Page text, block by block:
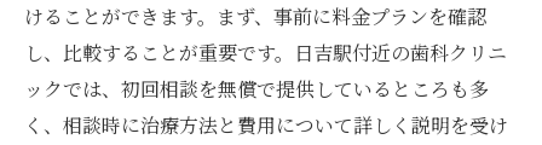
けることができます。まず、事前に料金プランを確認
し、比較することが重要です。日吉駅付近の歯科クリニ
ックでは、初回相談を無償で提供しているところも多
く、相談時に治療方法と費用について詳しく説明を受け